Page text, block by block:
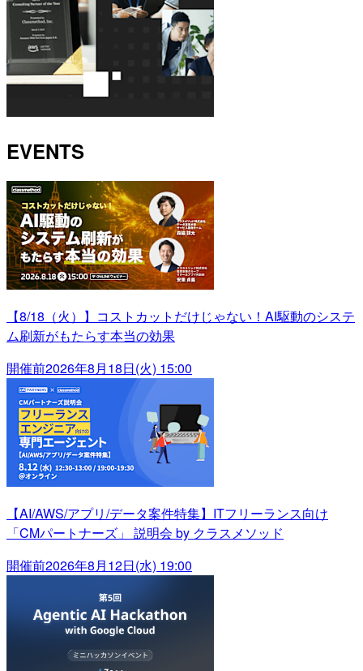
EVENTS
【8/18（火）】コストカットだけじゃない！AI駆動のシステ
ム刷新がもたらす本当の効果
開催前2026年8月18日(火) 15:00
【AI/AWS/アプリ/データ案件特集】ITフリーランス向け
「CMパートナーズ」 説明会 by クラスメソッド
開催前2026年8月12日(水) 19:00